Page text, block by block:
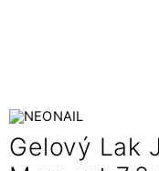
Gelový Lak